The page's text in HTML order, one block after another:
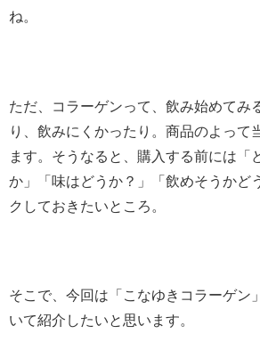
ね。
ただ、コラーゲンって、飲み始めてみ
り、飲みにくかったり。商品のよって
ます。そうなると、購入する前には「
か」「味はどうか？」「飲めそうかど
クしておきたいところ。
そこで、今回は「こなゆきコラーゲン
いて紹介したいと思います。